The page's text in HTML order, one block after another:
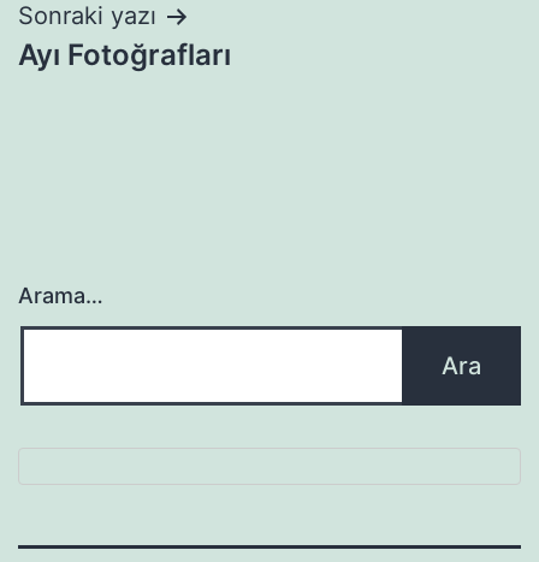
Sonraki yazı
Ayı Fotoğrafları
Arama…